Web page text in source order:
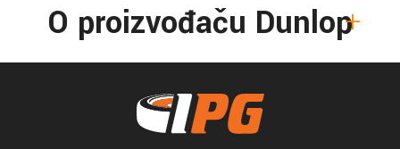
O proizvođaču Dunlop